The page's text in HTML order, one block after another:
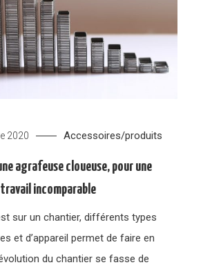
2020 Accessoires/produits
agrafeuse cloueuse, pour une
incomparable
sur un chantier, différents types
et d’appareil permet de faire en
du chantier se fasse de